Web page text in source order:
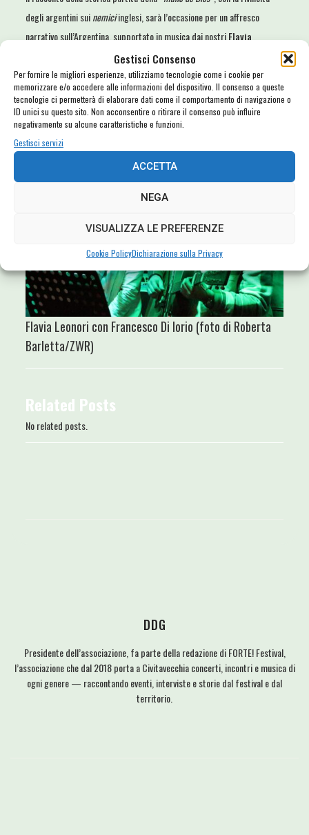
Gestisci Consenso
Per fornire le migliori esperienze, utilizziamo tecnologie come i cookie per
memorizzare e/o accedere alle informazioni del dispositivo. Il consenso a queste
tecnologie ci permetterà di elaborare dati come il comportamento di navigazione o
ID unici su questo sito. Non acconsentire o ritirare il consenso può influire
negativamente su alcune caratteristiche e funzioni.
Gestisci servizi
ACCETTA
NEGA
VISUALIZZA LE PREFERENZE
Cookie PolicyDichiarazione sulla Privacy
degli argentini suinemiciinglesi, sarà l’occasione per un affresco
narrativo sull’Argentina, supportato in musica dai nostriFlavia
Francesco Di Iorio, che supporteranno
.
Ingresso libero, info mail
fortefestivalcivitavecchia@gmail.com
¡Dale!
Flavia Leonori con Francesco Di Iorio (foto di Roberta
Barletta/ZWR)
Related Posts
No related posts.
DDG
Presidente dell’associazione, fa parte della redazione di FORTE! Festival,
l’associazione che dal 2018 porta a Civitavecchia concerti, incontri e musica di
ogni genere — raccontando eventi, interviste e storie dal festival e dal
territorio.